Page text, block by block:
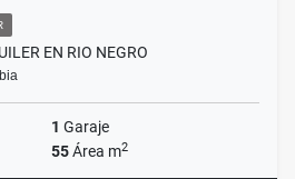
EN RIO NEGRO
1 Garaje
55Área m2